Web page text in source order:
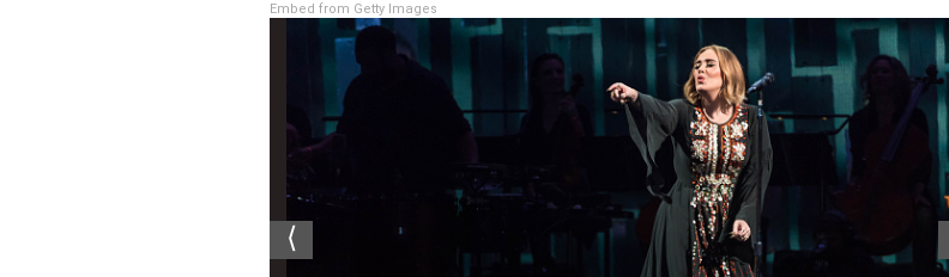
Embed from Getty Images